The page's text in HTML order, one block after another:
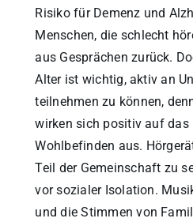
Risiko für Demenz und
Menschen, die schlecht
aus Gesprächen zurück.
Alter ist wichtig, aktiv an
teilnehmen zu können,
wirken sich positiv auf das
Wohlbefinden aus.
Teil der Gemeinschaft zu
vor sozialer Isolation.
und die Stimmen von